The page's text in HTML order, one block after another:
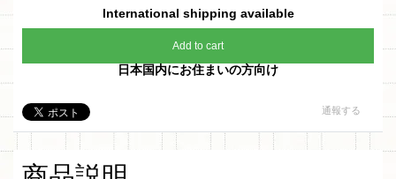
International shipping available
Add to cart
日本国内にお住まいの方向け
通報する